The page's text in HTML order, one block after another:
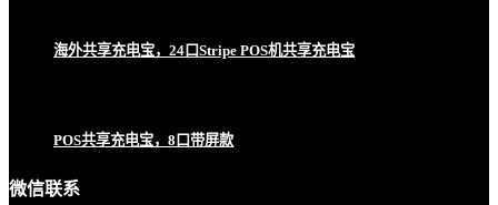
海外共享充电宝，24口Stripe POS机共享充电宝
POS共享充电宝，8口带屏款
微信联系